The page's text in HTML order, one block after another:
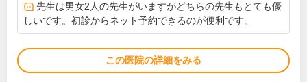
先生は男女2人の先生がいますがどちらの先生もとても優
しいです。初診からネット予約できるのが便利です。
この医院の詳細をみる